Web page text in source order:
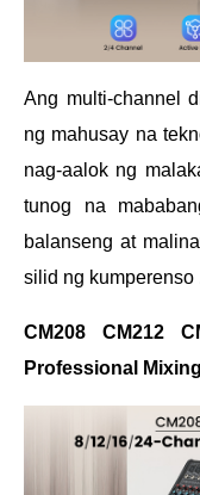
Ang multi-channel
ng mahusay na
nag-aalok ng
tunog na
balanseng at
silid ng kumperenso
CM208 CM212
Professional